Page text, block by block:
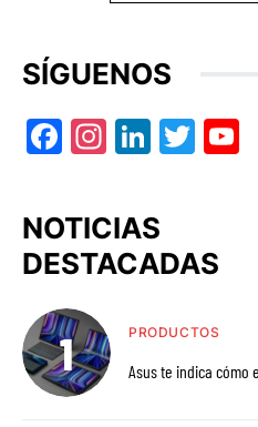
SÍGUENOS
Facebook
Instagram
LinkedIn
NOTICIAS
DESTACADAS
PRODUCTOS
Asus te indica cómo